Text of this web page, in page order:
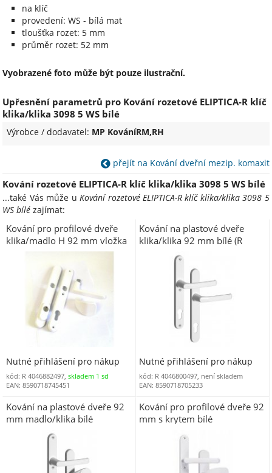
na klíč
provedení: WS - bílá mat
tloušťka rozet: 5 mm
průměr rozet: 52 mm
Vyobrazené foto může být pouze ilustrační.
Upřesnění parametrů pro Kování rozetové ELIPTICA-R klíč
klika/klika 3098 5 WS bílé
Výrobce / dodavatel: MP KováníRM,RH
přejít na Kování dveřní mezip. komaxit
Kování rozetové ELIPTICA-R klíč klika/klika 3098 5 WS bílé
...také Vás může uKování rozetové ELIPTICA-R klíč klika/klika 3098 5
WS bílé zajímat:
Kování pro profilové dveře
klika/madlo H 92 mm vložka
s překrytím bílé (R
KOV92MBI)
Nutné přihlášení pro nákup
kód: R 4046882497, skladem 1 sd
EAN: 8590718745451
Kování na plastové dveře
klika/klika 92 mm bílé (R
INTE92KB)
Nutné přihlášení pro nákup
kód: R 4046800497, není skladem
EAN: 8590718705233
Kování na plastové dveře 92
mm madlo/klika bílé
Kování pro profilové dveře 92
mm s krytem bílé